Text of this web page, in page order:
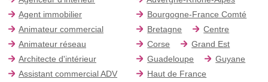
Agent immobilier
Animateur commercial
Animateur réseau
Architecte d'intérieur
Assistant commercial ADV
Bourgogne-France Comté
Bretagne
Centre
Corse
Grand Est
Guadeloupe
Guyane
Haut de France